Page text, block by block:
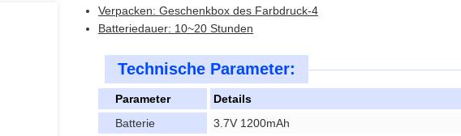
Verpacken: Geschenkbox des Farbdruck-4
Batteriedauer: 10~20 Stunden
Technische Parameter:
Parameter
Details
Batterie
3.7V 1200mAh